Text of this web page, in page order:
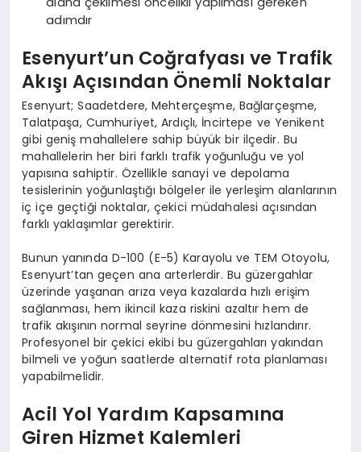
adımdır
Esenyurt’un Coğrafyası ve Trafik
Akışı Açısından Önemli Noktalar
Esenyurt; Saadetdere, Mehterçeşme, Bağlarçeşme,
Talatpaşa, Cumhuriyet, Ardıçlı, İncirtepe ve Yenikent
gibi geniş mahallelere sahip büyük bir ilçedir. Bu
mahallelerin her biri farklı trafik yoğunluğu ve yol
yapısına sahiptir. Özellikle sanayi ve depolama
tesislerinin yoğunlaştığı bölgeler ile yerleşim alanlarının
iç içe geçtiği noktalar, çekici müdahalesi açısından
farklı yaklaşımlar gerektirir.
Bunun yanında D-100 (E-5) Karayolu ve TEM Otoyolu,
Esenyurt’tan geçen ana arterlerdir. Bu güzergahlar
üzerinde yaşanan arıza veya kazalarda hızlı erişim
sağlanması, hem ikincil kaza riskini azaltır hem de
trafik akışının normal seyrine dönmesini hızlandırır.
Profesyonel bir çekici ekibi bu güzergahları yakından
bilmeli ve yoğun saatlerde alternatif rota planlaması
yapabilmelidir.
Acil Yol Yardım Kapsamına
Giren Hizmet Kalemleri